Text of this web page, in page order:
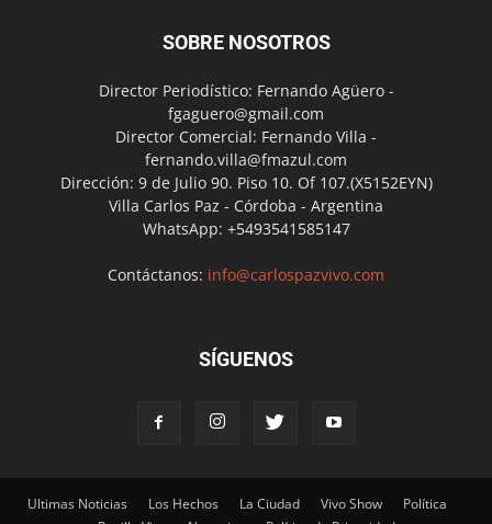
SOBRE NOSOTROS
Director Periodístico: Fernando Agüero -
fgaguero@gmail.com
Director Comercial: Fernando Villa -
fernando.villa@fmazul.com
Dirección: 9 de Julio 90. Piso 10. Of 107.(X5152EYN)
Villa Carlos Paz - Córdoba - Argentina
WhatsApp: +5493541585147
Contáctanos: info@carlospazvivo.com
SÍGUENOS
Ultimas Noticias Los Hechos La Ciudad Vivo Show
Política